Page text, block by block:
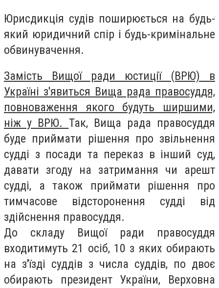
Юрисдикція судів поширюється на будь-
який юридичний спір і будь-кримінальне
обвинувачення.
Замість Вищої ради юстиції (ВРЮ) в
Україні з'явиться Вища рада правосуддя,
повноваження якого будуть ширшими,
ніж у ВРЮ. Так, Вища рада правосуддя
буде приймати рішення про звільнення
судді з посади та переказ в інший суд,
давати згоду на затримання чи арешт
судді, а також приймати рішення про
тимчасове відсторонення судді від
здійснення правосуддя.
До складу Вищої ради правосуддя
входитимуть 21 осіб, 10 з яких обирають
на з'їзді суддів з числа суддів, по двоє
обирають президент України, Верховна